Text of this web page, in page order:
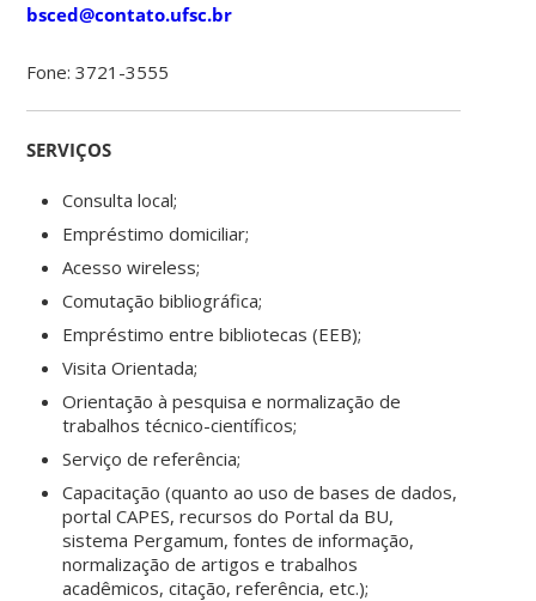
bsced@contato.ufsc.br
Fone: 3721-3555
SERVIÇOS
Consulta local;
Empréstimo domiciliar;
Acesso wireless;
Comutação bibliográfica;
Empréstimo entre bibliotecas (EEB);
Visita Orientada;
Orientação à pesquisa e normalização de
trabalhos técnico-científicos;
Serviço de referência;
Capacitação (quanto ao uso de bases de dados,
portal CAPES, recursos do Portal da BU,
sistema Pergamum, fontes de informação,
normalização de artigos e trabalhos
acadêmicos, citação, referência, etc.);